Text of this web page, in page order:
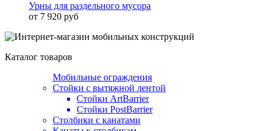
Урны для раздельного мусора
от 7 920 руб
Каталог товаров
Мобильные ограждения
Стойки с вытяжной лентой
Стойки ArtBarrier
Стойки PostBarrier
Столбики с канатами